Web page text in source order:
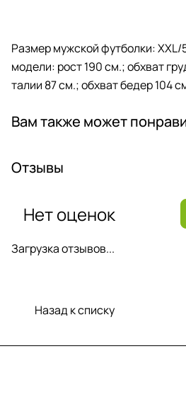
Размер мужской футболки:
модели: рост 190 см.; обхват
талии 87 см.; обхват бедер 104
Вам также может
Отзывы
Загрузка отзывов...
Нет оценок
Назад к списку